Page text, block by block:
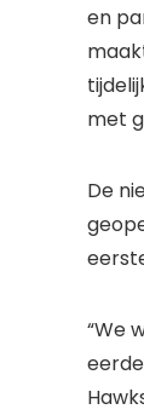
en
met
De
“We